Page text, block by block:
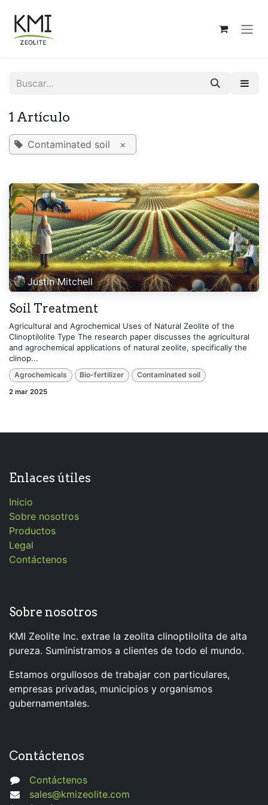
1 Artículo
Contaminated soil ×
Justin Mitchell
Soil Treatment
Agricultural and Agrochemical Uses of Natural Zeolite of the
Clinoptilolite Type The research paper discusses the agricultural
and agrochemical applications of natural zeolite, specifically the
clinop...
Agrochemicals Bio-fertilizer Contaminated soil
2 mar 2025
Enlaces útiles
Inicio
Sobre nosotros
Productos
Legal
Contáctenos
Sobre nosotros
KMI Zeolite Inc. extrae la zeolita clinoptilolita de alta
pureza. Suministramos a clientes de todo el mundo.
Estamos orgullosos de trabajar con particulares,
empresas privadas, municipios y organismos
gubernamentales.
Contáctenos
Contáctenos
sales@kmizeolite.com